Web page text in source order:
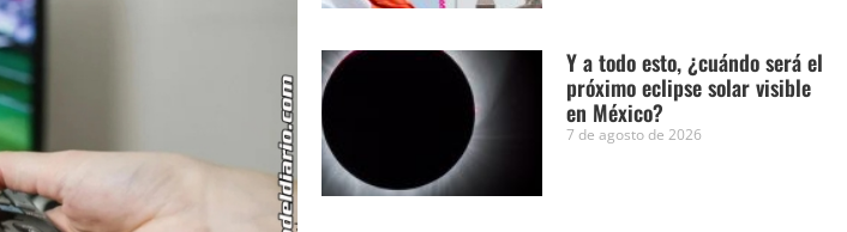
Y a todo esto, ¿cuándo será el
próximo eclipse solar visible
en México?
7 de agosto de 2026